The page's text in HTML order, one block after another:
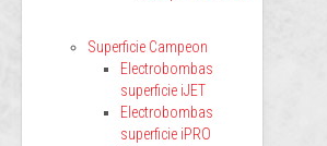
Superficie Campeon
Electrobombas
superficie iJET
Electrobombas
superficie iPRO